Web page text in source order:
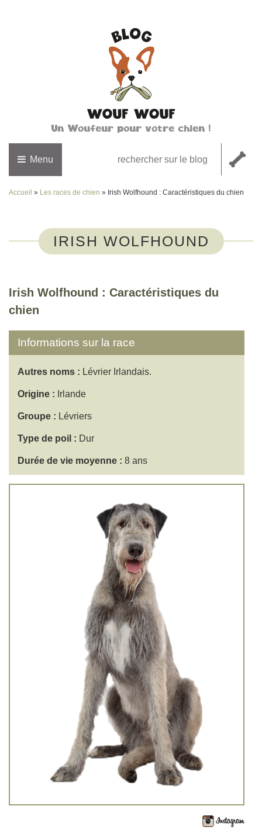
Un Woufeur pour votre chien !
Menu
Accueil » Les races de chien » Irish Wolfhound : Caractéristiques du chien
IRISH WOLFHOUND
Irish Wolfhound : Caractéristiques du
chien
Informations sur la race
Autres noms : Lévrier Irlandais.
Origine : Irlande
Groupe : Lévriers
Type de poil : Dur
Durée de vie moyenne : 8 ans